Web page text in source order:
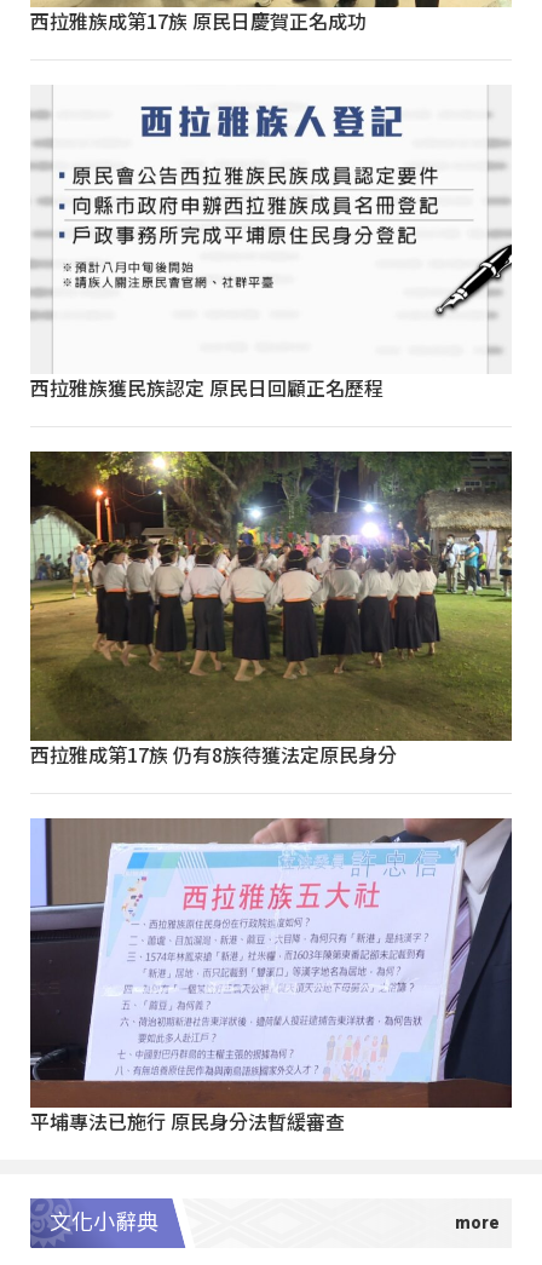
西拉雅族成第17族 原民日慶賀正名成功
西拉雅族獲民族認定 原民日回顧正名歷程
西拉雅成第17族 仍有8族待獲法定原民身分
平埔專法已施行 原民身分法暫緩審查
文化小辭典